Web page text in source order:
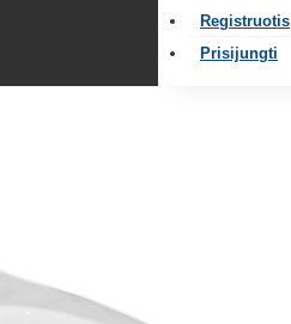
Registruotis
Prisijungti